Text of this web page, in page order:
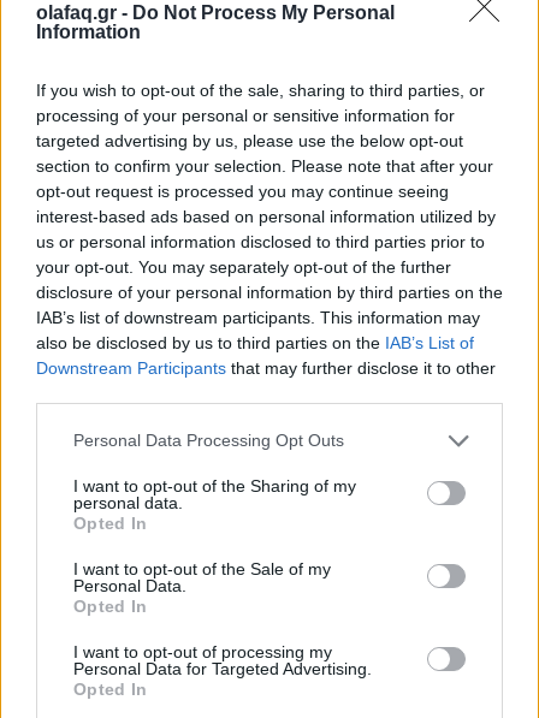
olafaq.gr - Do Not Process My Personal
Information
If you wish to opt-out of the sale, sharing to third parties, or
processing of your personal or sensitive information for
targeted advertising by us, please use the below opt-out
section to confirm your selection. Please note that after your
opt-out request is processed you may continue seeing
interest-based ads based on personal information utilized by
us or personal information disclosed to third parties prior to
your opt-out. You may separately opt-out of the further
disclosure of your personal information by third parties on the
IAB’s list of downstream participants. This information may
also be disclosed by us to third parties on the IAB’s List of
Downstream Participants that may further disclose it to other
Personal Data Processing Opt Outs
I want to opt-out of the Sharing of my
personal data.
Opted In
I want to opt-out of the Sale of my
Personal Data.
Opted In
I want to opt-out of processing my
Personal Data for Targeted Advertising.
Opted In
Το ντοκιμαντέρ είναι ένα έργο τέχνης∙ ομοίως και τα
σπάνια διαφημιστικά πόστερ για την προώθηση του
στην Ιταλία που παρουσιάζει σε έκθεσή του το
Poster House στη Νέα Υόρκη.